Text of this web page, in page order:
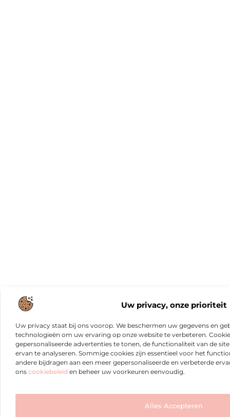
Uw privacy, onze prioriteit
Uw privacy staat bij ons voorop. We beschermen uw gegevens en
technologieën om uw ervaring op onze website te verbeteren.
gepersonaliseerde advertenties te tonen, de functionaliteit van de
ervan te analyseren. Sommige cookies zijn essentieel voor het
andere bijdragen aan een meer gepersonaliseerde en verbeterde
ons cookiebeleid en beheer uw voorkeuren eenvoudig.
Alles Accepteren